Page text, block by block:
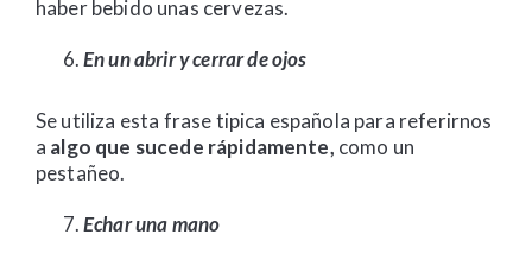
haber bebido unas cervezas.
En un abrir y cerrar de ojos
Se utiliza esta frase tipica española para referirnos
a algo que sucede rápidamente, como un
pestañeo.
Echar una mano